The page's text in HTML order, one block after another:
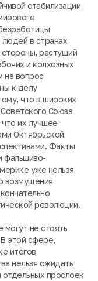
стабилизации
в странах
стороны, растущий
и колхозных
на вопрос
к делу
что в широких
Союза
их лучшее
Октябрьской
Факты
фальшиво-
уже нельзя
возмущения
революции.
могут не стоять
этой сфере,
итогов
нельзя ожидать
прослоек